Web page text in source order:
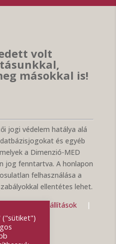
volt
másokkal is!
jogi védelem hatálya alá
és egyéb
a Dimenzió-MED
jog fenntartva. A honlapon
felhasználása a
ellentétes lehet.
Cookie beállítások
|
("sütiket")